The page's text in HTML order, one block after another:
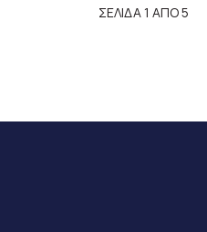
ΣΕΛΙΔΑ 1 ΑΠΟ 5